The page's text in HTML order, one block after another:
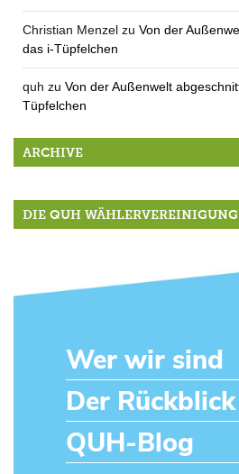
Christian Menzel zu Von der
das i-Tüpfelchen
quh zu Von der Außenwelt
Tüpfelchen
ARCHIVE
DIE QUH WÄHLERVEREINIGUNG
Wer wir sind
Der Rückblick
QUH-Blog